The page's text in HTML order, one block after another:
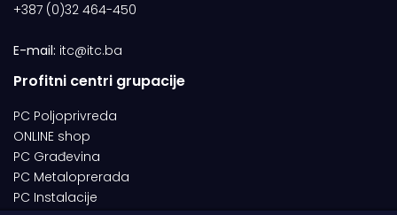
+387 (0)32 464-450
E-mail: itc@itc.ba
Profitni centri grupacije
PC Poljoprivreda
ONLINE shop
PC Građevina
PC Metaloprerada
PC Instalacije